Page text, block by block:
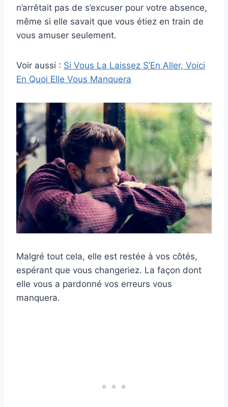
n’arrêtait pas de s’excuser pour votre absence,
même si elle savait que vous étiez en train de
vous amuser seulement.
Voir aussi : Si Vous La Laissez S’En Aller, Voici
En Quoi Elle Vous Manquera
Malgré tout cela, elle est restée à vos côtés,
espérant que vous changeriez. La façon dont
elle vous a pardonné vos erreurs vous
manquera.